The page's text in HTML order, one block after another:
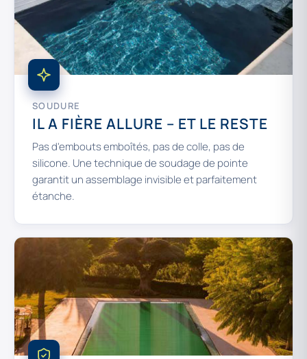
SOUDURE
IL A FIÈRE ALLURE – ET LE RESTE
Pas d'embouts emboîtés, pas de colle, pas de
silicone. Une technique de soudage de pointe
garantit un assemblage invisible et parfaitement
étanche.